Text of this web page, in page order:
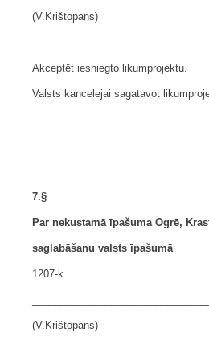
(V.Krištopans)
Akceptēt iesniegto likumprojektu.
Valsts kancelejai sagatavot
7.§
Par nekustamā īpašuma Ogrē,
saglabāšanu valsts īpašumā
1207-k
(V.Krištopans)